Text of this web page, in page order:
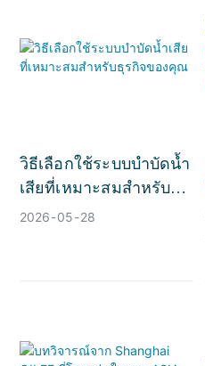
วิธีเลือกใช้ระบบบำบัดน้ำ
เสียที่เหมาะสมสำหรับ
ธุรกิจของคุณ
2026 05 28